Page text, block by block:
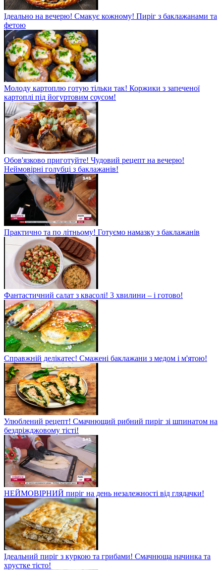
Ідеально на вечерю! Смакує кожному! Пиріг з баклажанами та
фетою
Молоду картоплю готую тільки так! Коржики з запеченої
картоплі під йогуртовим соусом!
Обов'язково приготуйте! Чудовий рецепт на вечерю!
Неймовірні голубці з баклажанів!
Практично та по літньому! Готуємо намазку з баклажанів
Фантастичний салат з квасолі! 3 хвилини – і готово!
Справжній делікатес! Смажені баклажани з медом і м'ятою!
Улюблений рецепт! Смачнющий рибний пиріг зі шпинатом на
бездріжджовому тісті!
НЕЙМОВІРНИЙ пиріг на день незалежності від глядачки!
Ідеальний пиріг з куркою та грибами! Смачнюща начинка та
хрустке тісто!